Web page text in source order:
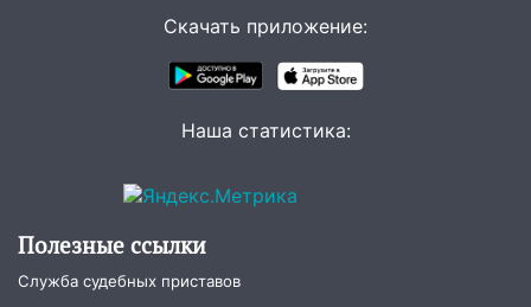
09.08.2026
В Ульяновске около «нового»
моста утопили автомобиль «Вольво»
Итоги 9 августа в Ульяновской
человека на Волге и транспортный
коллапс
19:43 Из-за ураганного ветра упали
деревья в парке «Победы»
Скачать приложение:
Наша статистика:
Полезные ссылки
Служба судебных приставов